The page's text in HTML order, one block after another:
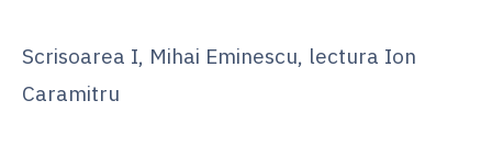
Scrisoarea I, Mihai Eminescu, lectura Ion
Caramitru